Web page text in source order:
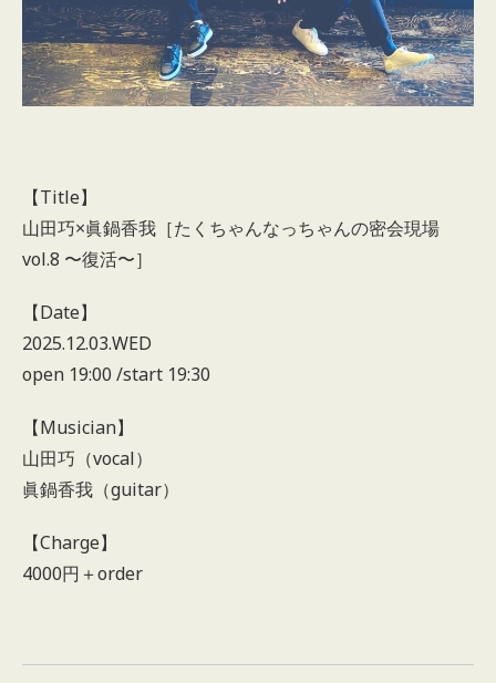
【Title】
山田巧×眞鍋香我［たくちゃんなっちゃんの密会現場
vol.8 〜復活〜］
【Date】
2025.12.03.WED
open 19:00 /start 19:30
【Musician】
山田巧（vocal）
眞鍋香我（guitar）
【Charge】
4000円＋order